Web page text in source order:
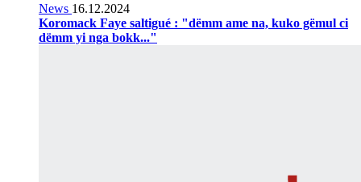
News 16.12.2024
Koromack Faye saltigué : "dëmm ame na, kuko gëmul ci
dëmm yi nga bokk..."